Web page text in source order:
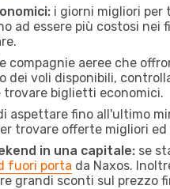
i giorni migliori per
ad essere più costosi
compagnie aeree che
voli disponibili,
biglietti economici.
aspettare fino all'ultimo
trovare offerte migliori
in una capitale: se
fuori porta da Naxos.
grandi sconti sul prezzo